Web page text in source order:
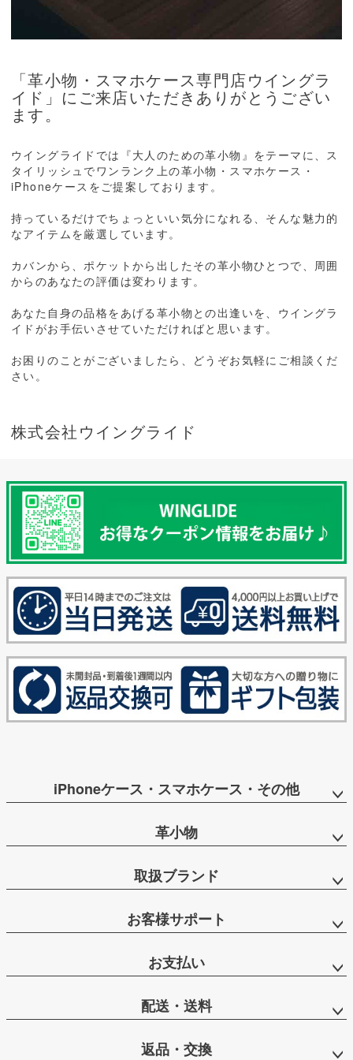
「革小物・スマホケース専門店ウイングラ
イド」にご来店いただきありがとうござい
ます。
ウイングライドでは『大人のための革小物』をテーマに、ス
タイリッシュでワンランク上の革小物・スマホケース・
iPhoneケースをご提案しております。
持っているだけでちょっといい気分になれる、そんな魅力的
なアイテムを厳選しています。
カバンから、ポケットから出したその革小物ひとつで、周囲
からのあなたの評価は変わります。
あなた自身の品格をあげる革小物との出逢いを、ウイングラ
イドがお手伝いさせていただければと思います。
お困りのことがございましたら、どうぞお気軽にご相談くだ
さい。
株式会社ウイングライド
iPhoneケース・スマホケース・その他
革小物
取扱ブランド
お客様サポート
お支払い
配送・送料
返品・交換